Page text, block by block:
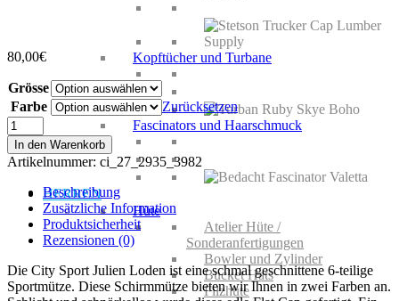
Kopftücher und Turbane
Fascinators und Haarschmuck
HERREN
Hüte
Atelier Hüte /
Sonderanfertigungen
Bowler und Zylinder
Bucket Hats
Filzhüte
80,00€
Grösse
Farbe
Zurücksetzen
City
Sport
Julien
Loden
Menge
In den Warenkorb
Artikelnummer: ci_27_2935_3982
Beschreibung
Zusätzliche Information
Produktsicherheit
Rezensionen (0)
Die City Sport Julien Loden ist eine schmal geschnittene 6-teilige
Sportmütze. Diese Schirmmütze bieten wir Ihnen in zwei Farben an.